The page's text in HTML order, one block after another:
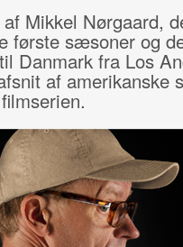
Mikkel Nørgaard,
første sæsoner og
Danmark fra Los
af amerikanske